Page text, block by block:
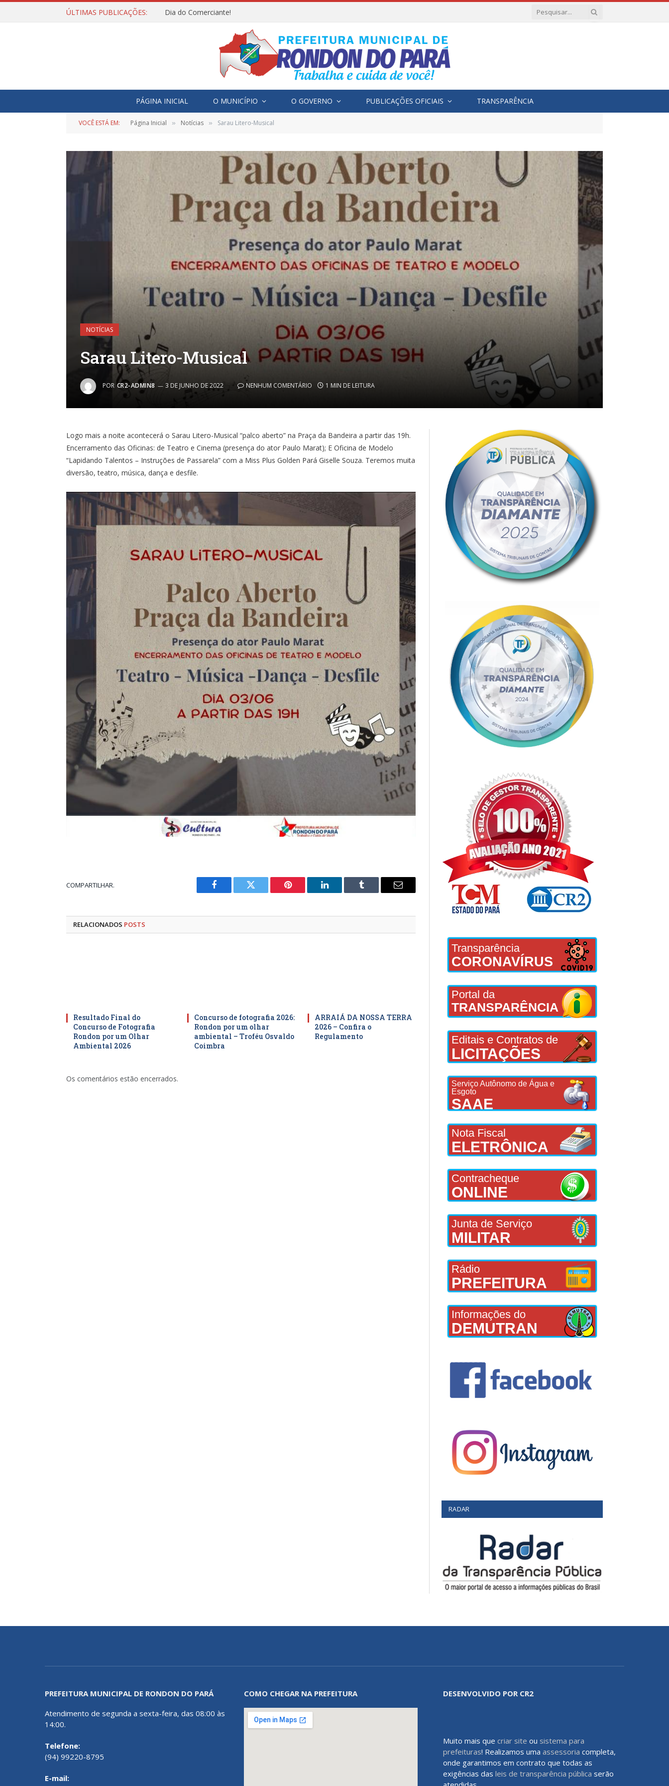
ÚLTIMAS PUBLICAÇÕES: Dia do Comerciante!
PÁGINA INICIAL O MUNICÍPIO O GOVERNO PUBLICAÇÕES OFICIAIS TRANSPARÊNCIA
VOCÊ ESTÁ EM: Página Inicial » Notícias » Sarau Litero-Musical
NOTÍCIAS
Sarau Litero-Musical
POR CR2-ADMIN8 3 DE JUNHO DE 2022 NENHUM COMENTÁRIO 1 MIN DE LEITURA
Logo mais a noite acontecerá o Sarau Litero-Musical “palco aberto” na Praça da Bandeira a partir das 19h.
Encerramento das Oficinas: de Teatro e Cinema (presença do ator Paulo Marat); E Oficina de Modelo
“Lapidando Talentos – Instruções de Passarela” com a Miss Plus Golden Pará Giselle Souza. Teremos muita
diversão, teatro, música, dança e desfile.
COMPARTILHAR.
Facebook Twitter Pinterest LinkedIn Tumblr
E-
RELACIONADOS POSTS
Resultado Final do
Concurso de Fotografia
Rondon por um Olhar
Ambiental 2026
Concurso de fotografia 2026:
Rondon por um olhar
ambiental – Troféu Osvaldo
Coimbra
ARRAIÁ DA NOSSA TERRA
2026 – Confira o
Regulamento
Os comentários estão encerrados.
Transparência
CORONAVÍRUS
Portal da
TRANSPARÊNCIA
Editais e Contratos de
LICITAÇÕES
Serviço Autônomo de Água e
Esgoto
SAAE
Nota Fiscal
ELETRÔNICA
Contracheque
ONLINE
Junta de Serviço
MILITAR
Rádio
PREFEITURA
Informações do
DEMUTRAN
RADAR
PREFEITURA MUNICIPAL DE RONDON DO PARÁ
Atendimento de segunda a sexta-feira, das 08:00 às
14:00.
Telefone:
(94) 99220-8795
E-mail:
COMO CHEGAR NA PREFEITURA DESENVOLVIDO POR CR2
Muito mais que criar site ou sistema para
prefeituras! Realizamos uma assessoria completa,
onde garantimos em contrato que todas as
exigências das leis de transparência pública serão